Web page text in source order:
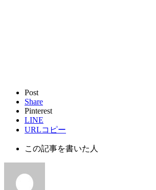
Post
Share
Pinterest
LINE
URLコピー
この記事を書いた人